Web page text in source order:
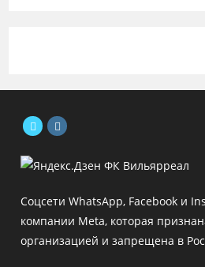
в
вкладке
в
вкладке
Соцсети WhatsApp, Facebook и
компании Meta, которая
организацией и запрещена в